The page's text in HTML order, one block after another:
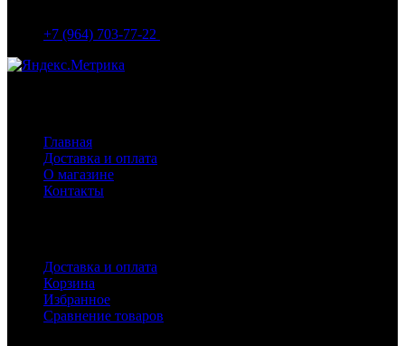
+7 (964) 703-77-22
Главная
Доставка и оплата
О магазине
Контакты
Доставка и оплата
Корзина
Избранное
Сравнение товаров